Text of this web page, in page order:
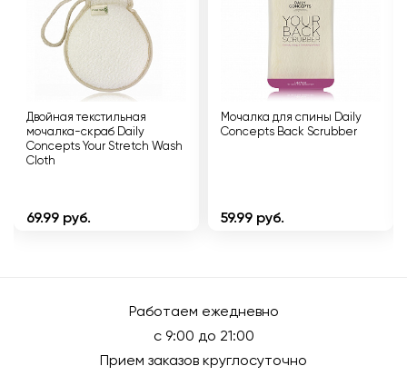
Двойная текстильная
мочалка-скраб Daily
Concepts Your Stretch Wash
Cloth
69.99 руб.
Мочалка для спины Daily
Concepts Back Scrubber
59.99 руб.
Работаем ежедневно
с 9:00 до 21:00
Прием заказов круглосуточно